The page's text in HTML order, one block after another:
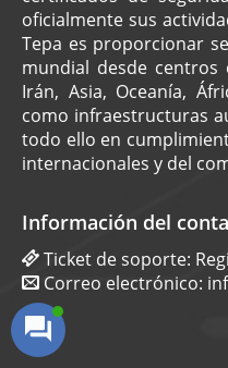
oficialmente sus
Tepa es proporcionar
mundial desde
Irán, Asia, Oceanía,
como infraestructuras
todo ello en
internacionales y del
Información del
Ticket de soporte:
Correo electrónico: